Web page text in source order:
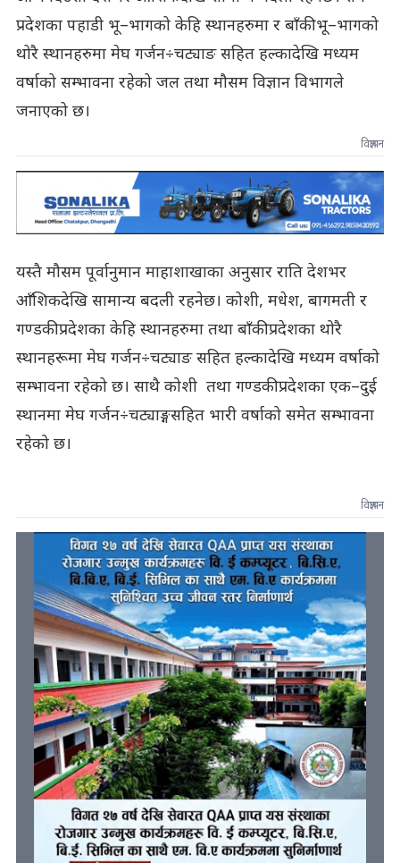
प्रदेशका पहाडी भू–भागको केहि स्थानहरुमा र बाँकी भू–भागको
थोरै स्थानहरुमा मेघ गर्जन÷चट्याङ सहित हल्कादेखि मध्यम
वर्षाको सम्भावना रहेको जल तथा मौसम विज्ञान विभागले
जनाएको छ।
विज्ञापन
यस्तै मौसम पूर्वानुमान माहाशाखाका अनुसार राति देशभर
आँशिकदेखि सामान्य बदली रहनेछ। कोशी, मधेश, बागमती र
गण्डकी प्रदेशका केहि स्थानहरुमा तथा बाँकी प्रदेशका थोरै
स्थानहरूमा मेघ गर्जन÷चट्याङ सहित हल्कादेखि मध्यम वर्षाको
सम्भावना रहेको छ। साथै कोशी तथा गण्डकी प्रदेशका एक–दुई
स्थानमा मेघ गर्जन÷चट्याङ्गसहित भारी वर्षाको समेत सम्भावना
रहेको छ।
विज्ञापन